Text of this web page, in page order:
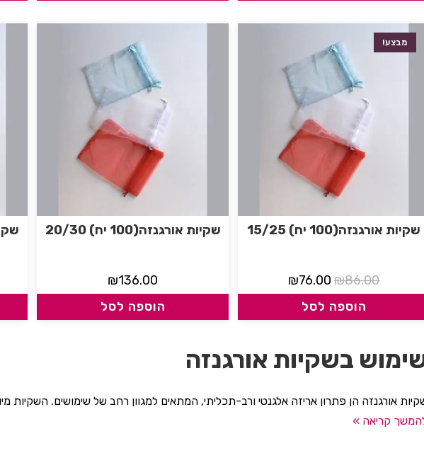
מבצע!
שקיות אורגנזה(100 יח) 15/25
₪86.00
₪76.00
הוספה לסל
שקיות אורגנזה(100 יח) 20/30
₪136.00
הוספה לסל
בשקיות אורגנזה
אורגנזה הן פתרון אריזה אלגנטי ורב-תכליתי, המתאים למגוון רחב של שימושים. השקיות
קריאה »